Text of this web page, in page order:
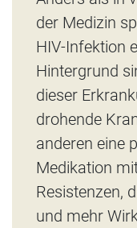
der Medizin
HIV-Infektion
Hintergrund
dieser
drohende
anderen eine
Medikation
Resistenzen,
und mehr